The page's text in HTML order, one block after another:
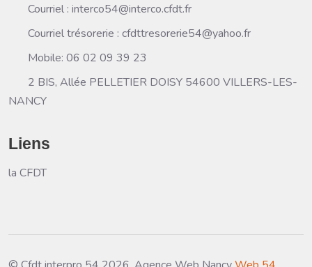
Courriel : interco54@interco.cfdt.fr
Courriel trésorerie : cfdttresorerie54@yahoo.fr
Mobile: 06 02 09 39 23
2 BIS, Allée PELLETIER DOISY 54600 VILLERS-LES-
NANCY
Liens
la CFDT